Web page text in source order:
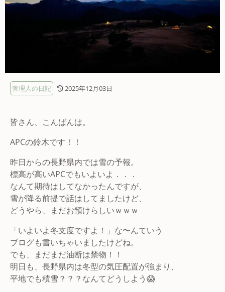
管理人の日記 2025年12月03日
皆さん、こんばんは。
APCの鈴木です！！
昨日からの長野県内では雪の予報。
標高が高いAPCでもいよいよ．．．
なんて期待はしてなかったんですが、
雪が降る前提で話はしてましたけど、
どうやら、まだお預けらしいｗｗｗ
「いよいよ冬支度ですよ！」な〜んていう
ブログも書いちゃいましたけどね。
でも、まだまだ油断は禁物！！
明日も、長野県内は冬型の気圧配置が強まり、
平地でも積雪？？？なんてどうしよう😱